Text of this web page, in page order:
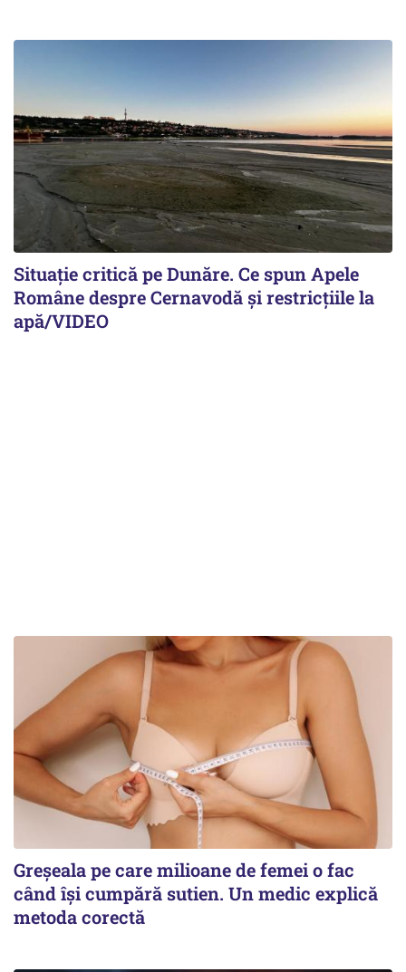
Situație critică pe Dunăre. Ce spun Apele
Române despre Cernavodă și restricțiile la
apă/VIDEO
Greșeala pe care milioane de femei o fac
când își cumpără sutien. Un medic explică
metoda corectă